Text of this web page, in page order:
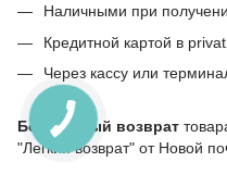
Наличными при
Кредитной картой в
Через кассу или
Бесплатный возврат
"Легкий возврат" от Новой